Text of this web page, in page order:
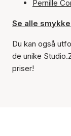
Pernille
Se alle
Du kan også
de unike
priser!